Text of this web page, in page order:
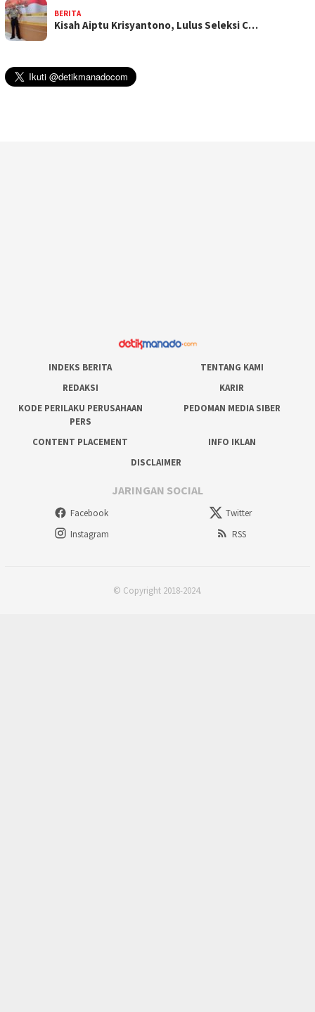
BERITA
Kisah Aiptu Krisyantono, Lulus Seleksi C…
INDEKS BERITA
TENTANG KAMI
REDAKSI
KARIR
KODE PERILAKU PERUSAHAAN
PERS
PEDOMAN MEDIA SIBER
CONTENT PLACEMENT
INFO IKLAN
DISCLAIMER
JARINGAN SOCIAL
Facebook
Twitter
Instagram
RSS
© Copyright 2018-2024.